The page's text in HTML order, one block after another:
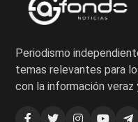
Periodismo
temas relevantes para
con la información